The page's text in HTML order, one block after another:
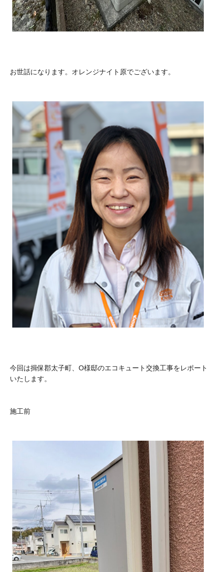
お世話になります。オレンジナイト原でございます。
今回は揖保郡太子町、O様邸のエコキュート交換工事をレポート
いたします。
施工前